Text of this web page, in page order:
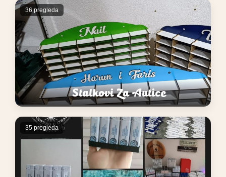
36 pregleda
Stalkovi Za Autice
35 pregleda